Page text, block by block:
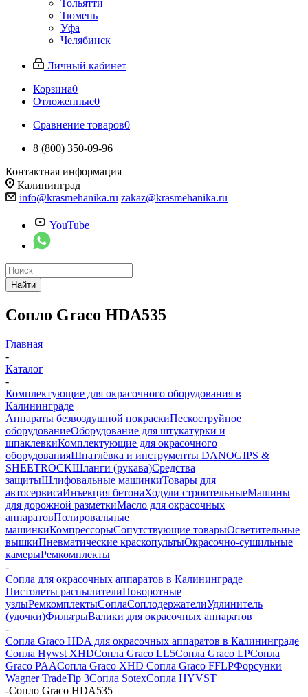
Тольятти
Тюмень
Уфа
Челябинск
Личный кабинет
Корзина0
Отложенные0
Сравнение товаров0
8 (800) 350-09-96
Контактная информация
Калининград
info@krasmehanika.ru zakaz@krasmehanika.ru
YouTube
Найти
Сопло Graco HDA535
Главная
-
Каталог
-
Комплектующие для окрасочного оборудования в
Калининграде
Аппараты безвоздушной покраскиПескоструйное
оборудованиеОборудование для штукатурки и
шпаклевкиКомплектующие для окрасочного
оборудованияШпатлёвка и инструменты DANOGIPS &
SHEETROCKШланги (рукава)Средства
защитыШлифовальные машинкиТовары для
автосервисаИнъекция бетонаХодули строительныеМашины
для дорожной разметкиМасло для окрасочных
аппаратовПолировальные
машинкиКомпрессорыСопутствующие товарыОсветительные
вышкиПневматические краскопультыОкрасочно-сушильные
камерыРемкомплекты
-
Сопла для окрасочных аппаратов в Калининграде
Пистолеты распылителиПоворотные
узлыРемкомплектыСоплаСоплодержателиУдлинитель
(удочки)ФильтрыВалики для окрасочных аппаратов
-
Сопла Graco HDA для окрасочных аппаратов в Калининграде
Сопла Hywst XHDСопла Graco LL5Сопла Graco LPСопла
Graco PAAСопла Graco XHD Сопла Graco FFLPФорсунки
Wagner TradeTip 3Сопла SotexСопла HYVST
-Сопло Graco HDA535